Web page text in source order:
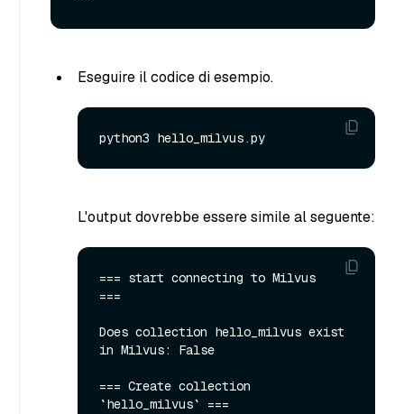
Eseguire il codice di esempio.
L'output dovrebbe essere simile al seguente:
=== start connecting to Milvus
===
Does collection hello_milvus exist
in Milvus: False
=== Create collection
`hello_milvus` ===